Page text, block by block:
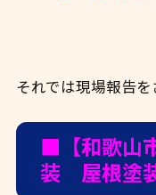
それでは現場報告を
■【和歌山
装 屋根塗